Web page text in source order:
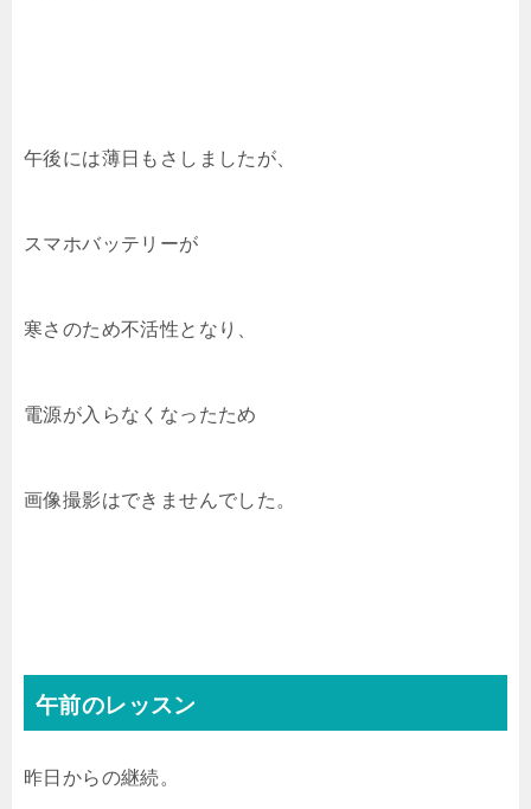
午後には薄日もさしましたが、
スマホバッテリーが
寒さのため不活性となり、
電源が入らなくなったため
画像撮影はできませんでした。
午前のレッスン
昨日からの継続。